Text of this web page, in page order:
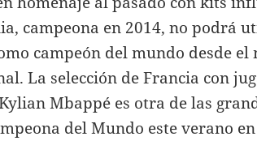
campeona en 2014, no podrá
campeón del mundo desde el
La selección de Francia con
Mbappé es otra de las
del Mundo este verano